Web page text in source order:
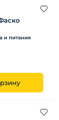
и питания